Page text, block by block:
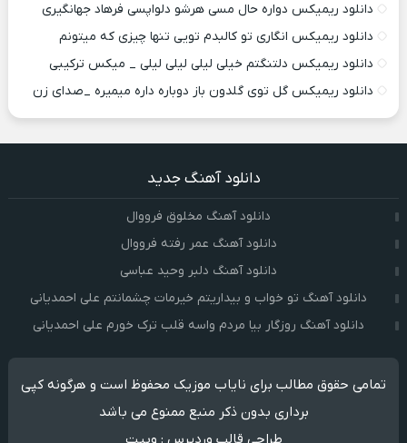
دانلود ریمیکس دواره حال مسی هرشو دلواپسی فرهاد جهانگیری
دانلود ریمیکس انگاری تو کالبدم تویی تنها چیزی که میتونم
دانلود ریمیکس دلتنگتم خیلی لیلی لیلی لیلی _ میکس ترکیبی
دانلود ریمیکس گل توی گلدون باز دوباره داره میمیره _صدای زن
دانلود آهنگ جدید
دانلود آهنگ مخلوق فرووال
دانلود آهنگ عمر رفته فرووال
دانلود آهنگ دلبر وحید عباسی
دانلود آهنگ تو خواب و بیداریتم خیرمات چشمانتم علی احمدیانی
دانلود آهنگ روزگار بیا مردم واسه قلب ترک خورم علی احمدیانی
تمامی حقوق مطالب برای نایاب موزیک محفوظ است و هرگونه کپی
برداری بدون ذکر منبع ممنوع می باشد